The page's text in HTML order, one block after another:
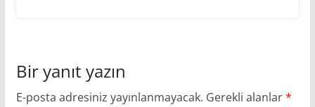
Bir yanıt yazın
E-posta adresiniz yayınlanmayacak. Gerekli alanlar*